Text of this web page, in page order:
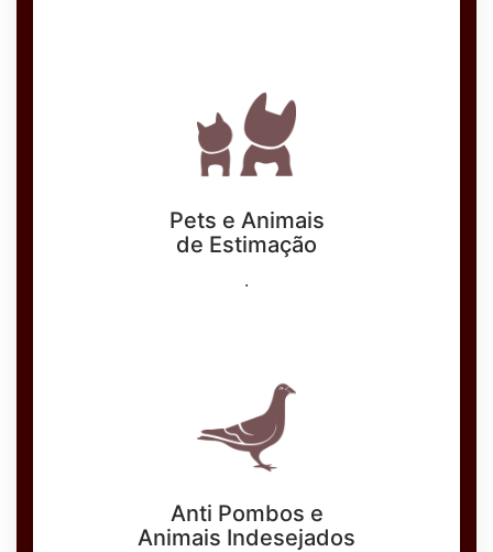
Pets e Animais
de Estimação
.
Anti Pombos e
Animais Indesejados